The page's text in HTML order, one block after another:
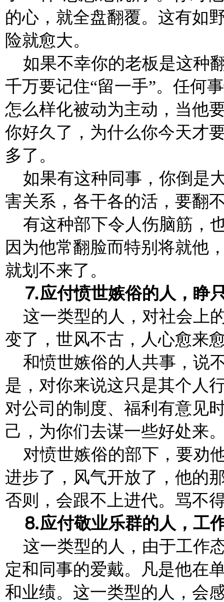
的心，就全盘翻覆。这有如
险就愈大。
如果不幸你的老板是这种
千万要记住“留一手”。任何
怎么样化被动为主动，当他
你好久了，为什么你今天才
多了。
如果有这种同事，你倒是
害关系，各干各的活，要翻
有这种部下令人伤脑筋，
因为他常翻脸而特别将就他
就划不来了。
⒎应付愤世嫉俗的人，睁
这一类型的人，对社会上
变了，世风不古，人心愈来
和愤世嫉俗的人共事，说
是，对你来说这只是其个人
对公司的制度、福利有意见
己，为你们去谋一些好处来
对愤世嫉俗的部下，要劝
进步了，风气开放了，他的
否则，会跟不上进代。骂不
⒏应付敬业乐群的人，工
这一类型的人，由于工作
定和同事的爱戴。凡是他在
和业绩。这一类型的人，会